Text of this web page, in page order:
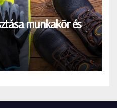
munkakör és